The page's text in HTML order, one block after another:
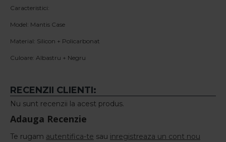
Caracteristici:
Model: Mantis Case
Material: Silicon + Policarbonat
Culoare: Albastru + Negru
RECENZII CLIENTI:
Nu sunt recenzii la acest produs.
Adauga Recenzie
Te rugam autentifica-te sau inregistreaza un cont nou